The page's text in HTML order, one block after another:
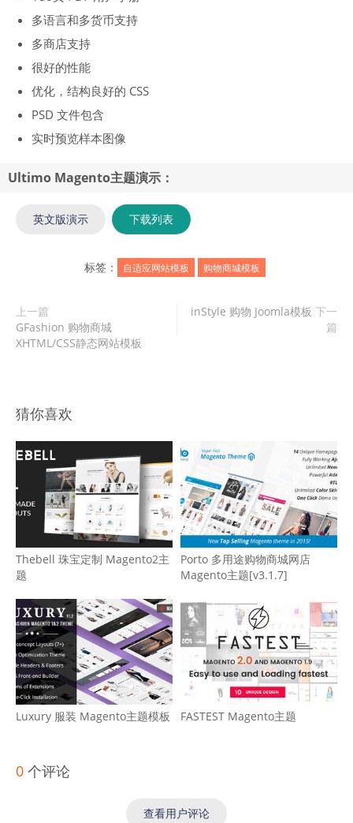
多语言和多货币支持
多商店支持
很好的性能
优化，结构良好的 CSS
PSD 文件包含
实时预览样本图像
Ultimo Magento主题演示：
英文版演示 下载列表
标签： 自适应网站模板 购物商城模板
上一篇
GFashion 购物商城
XHTML/CSS静态网站模板
inStyle 购物 Joomla模板 下一
篇
猜你喜欢
Thebell 珠宝定制 Magento2主
题
Porto 多用途购物商城网店
Magento主题[v3.1.7]
Luxury 服装 Magento主题模板 FASTEST Magento主题
0 个评论
查看用户评论